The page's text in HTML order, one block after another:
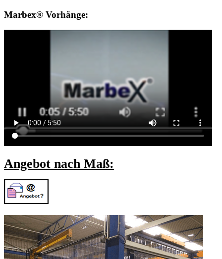
Marbex® Vorhänge:
Angebot nach Maß: